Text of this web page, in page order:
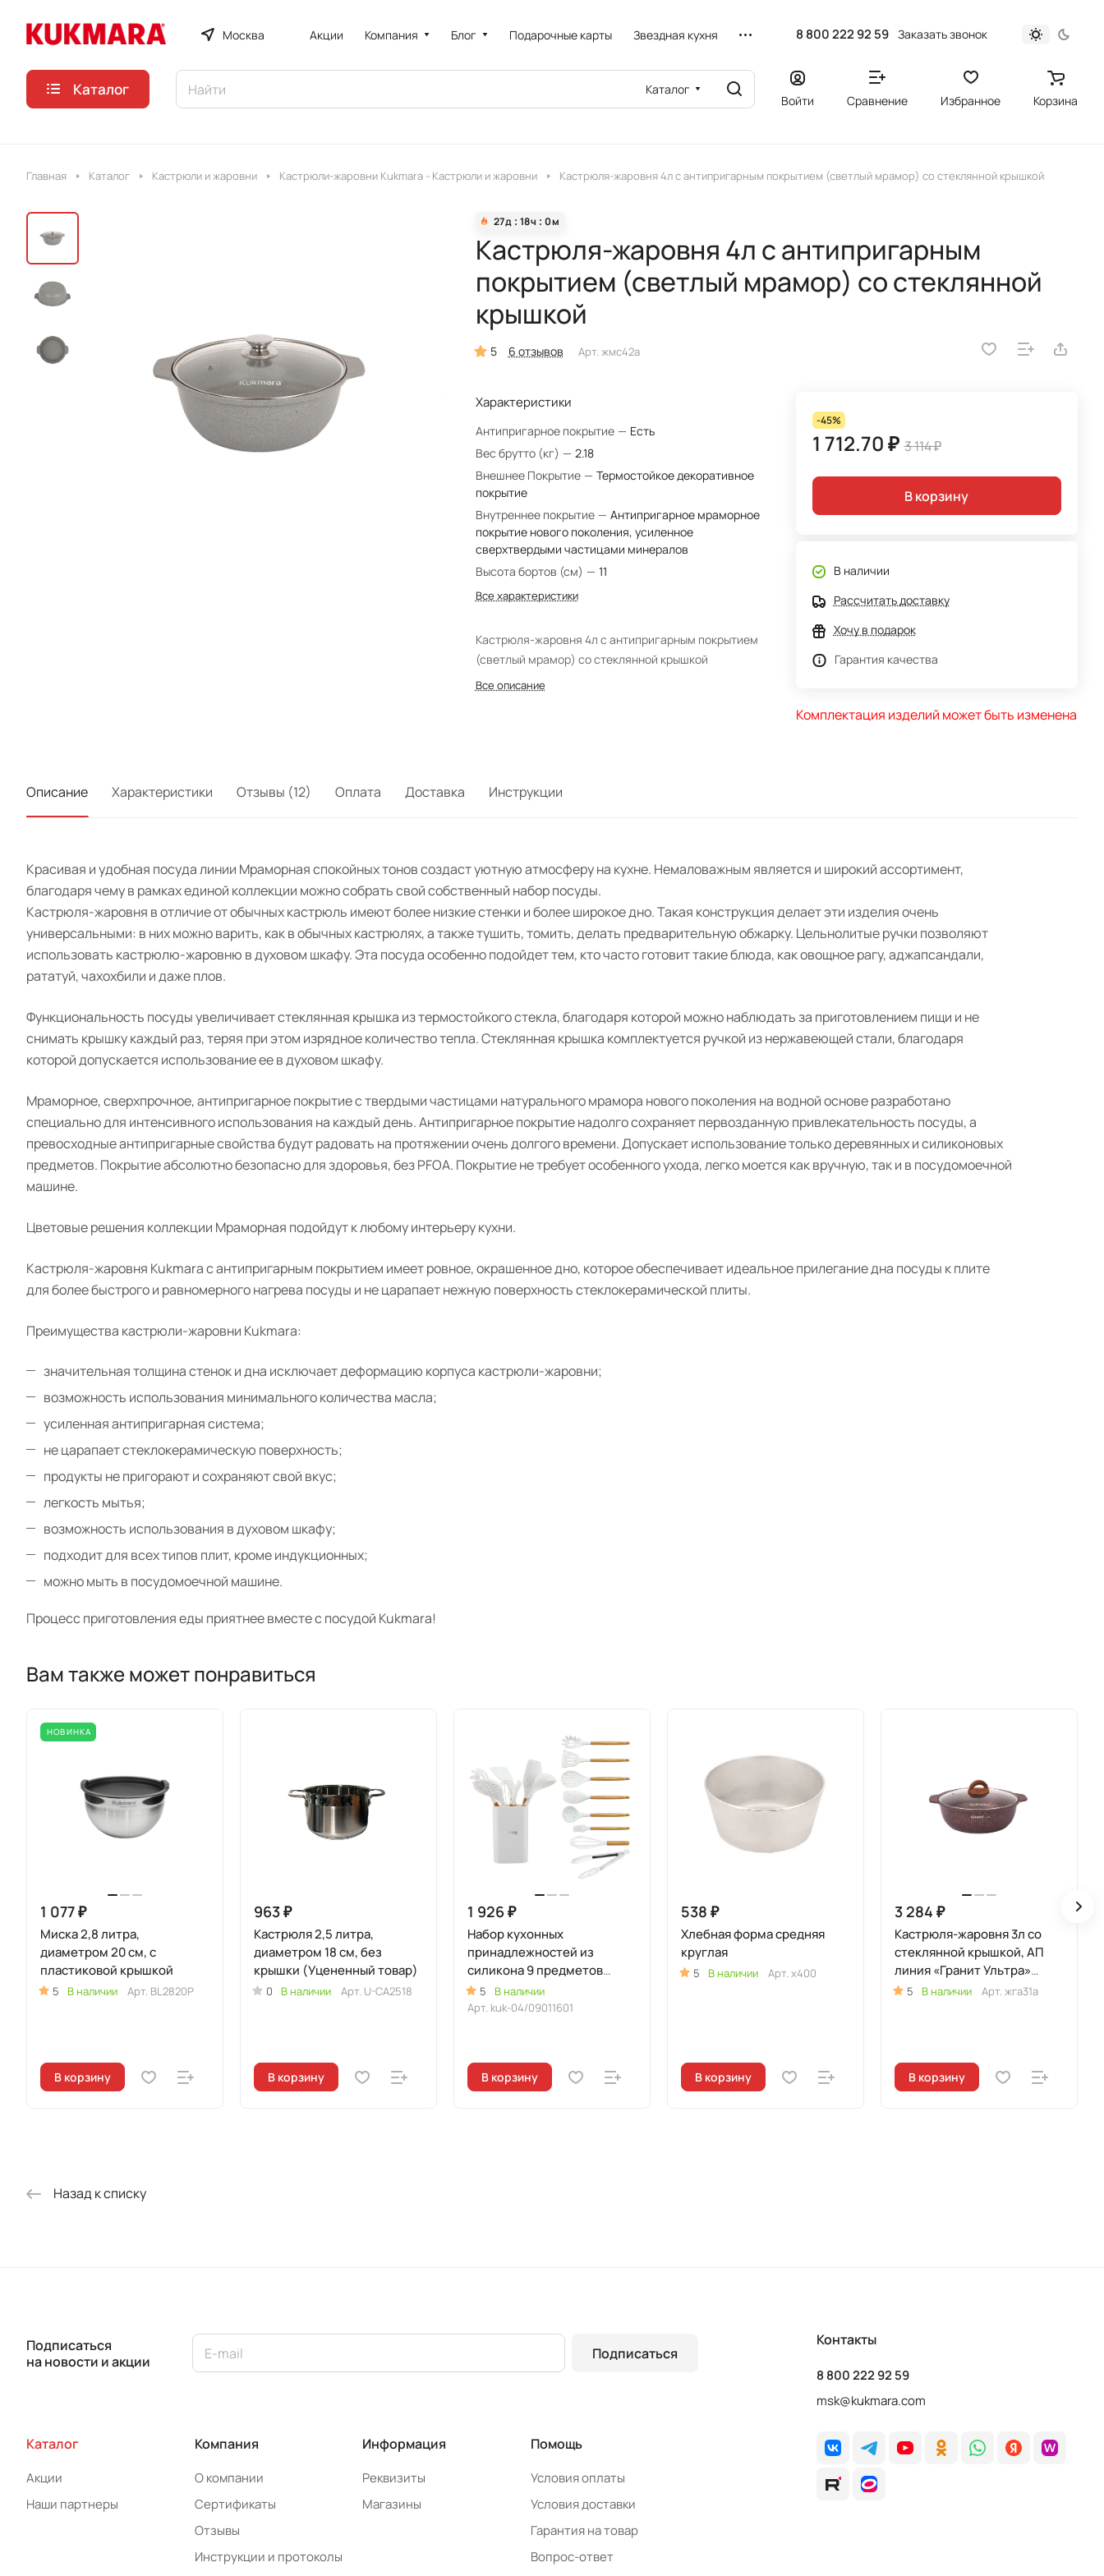
Москва Акции Компания Блог Подарочные карты Звездная кухня 8 800 222 92 59 Заказать звонок
Каталог Каталог
Войти Сравнение Избранное Корзина
Главная Каталог Кастрюли и жаровни Кастрюли-жаровни Kukmara - Кастрюли и жаровни Кастрюля-жаровня 4л с антипригарным покрытием (светлый мрамор) со стеклянной крышкой
27д 18ч 0м
Кастрюля-жаровня 4л с антипригарным
покрытием (светлый мрамор) со стеклянной
крышкой
5 6 отзывов Арт. жмс42а
Характеристики
Антипригарное покрытие — Есть
Вес брутто (кг) — 2.18
Внешнее Покрытие — Термостойкое декоративное
покрытие
Внутреннее покрытие — Антипригарное мраморное
покрытие нового поколения, усиленное
сверхтвердыми частицами минералов
Высота бортов (см) — 11
Все характеристики
Кастрюля-жаровня 4л с антипригарным покрытием
(светлый мрамор) со стеклянной крышкой
Все описание
-45%
1 712.70 ₽ 3 114 ₽
В корзину
В наличии
Рассчитать доставку
Хочу в подарок
Гарантия качества
Комплектация изделий может быть изменена
Описание Характеристики Отзывы (12) Оплата Доставка Инструкции
Красивая и удобная посуда линии Мраморная спокойных тонов создаст уютную атмосферу на кухне. Немаловажным является и широкий ассортимент,
благодаря чему в рамках единой коллекции можно собрать свой собственный набор посуды.
Кастрюля-жаровня в отличие от обычных кастрюль имеют более низкие стенки и более широкое дно. Такая конструкция делает эти изделия очень
универсальными: в них можно варить, как в обычных кастрюлях, а также тушить, томить, делать предварительную обжарку. Цельнолитые ручки позволяют
использовать кастрюлю-жаровню в духовом шкафу. Эта посуда особенно подойдет тем, кто часто готовит такие блюда, как овощное рагу, аджапсандали,
рататуй, чахохбили и даже плов.
Функциональность посуды увеличивает стеклянная крышка из термостойкого стекла, благодаря которой можно наблюдать за приготовлением пищи и не
снимать крышку каждый раз, теряя при этом изрядное количество тепла. Стеклянная крышка комплектуется ручкой из нержавеющей стали, благодаря
которой допускается использование ее в духовом шкафу.
Мраморное, сверхпрочное, антипригарное покрытие с твердыми частицами натурального мрамора нового поколения на водной основе разработано
специально для интенсивного использования на каждый день. Антипригарное покрытие надолго сохраняет первозданную привлекательность посуды, а
превосходные антипригарные свойства будут радовать на протяжении очень долгого времени. Допускает использование только деревянных и силиконовых
предметов. Покрытие абсолютно безопасно для здоровья, без PFOA. Покрытие не требует особенного ухода, легко моется как вручную, так и в посудомоечной
машине.
Цветовые решения коллекции Мраморная подойдут к любому интерьеру кухни.
Кастрюля-жаровня Kukmara с антипригарным покрытием имеет ровное, окрашенное дно, которое обеспечивает идеальное прилегание дна посуды к плите
для более быстрого и равномерного нагрева посуды и не царапает нежную поверхность стеклокерамической плиты.
Преимущества кастрюли-жаровни Kukmara:
значительная толщина стенок и дна исключает деформацию корпуса кастрюли-жаровни;
возможность использования минимального количества масла;
усиленная антипригарная система;
не царапает стеклокерамическую поверхность;
продукты не пригорают и сохраняют свой вкус;
легкость мытья;
возможность использования в духовом шкафу;
подходит для всех типов плит, кроме индукционных;
можно мыть в посудомоечной машине.
Процесс приготовления еды приятнее вместе с посудой Kukmara!
Вам также может понравиться
НОВИНКА
1 077 ₽
Миска 2,8 литра,
диаметром 20 см, с
пластиковой крышкой
5 В наличии Арт. BL2820P
В корзину
963 ₽
Кастрюля 2,5 литра,
диаметром 18 см, без
крышки (Уцененный товар)
0 В наличии Арт. U-CA2518
В корзину
1 926 ₽
Набор кухонных
принадлежностей из
силикона 9 предметов
"Белый"
5
В наличии
Арт. kuk-04/09011601
В корзину
538 ₽
Хлебная форма средняя
круглая
5 В наличии Арт. х400
В корзину
3 284 ₽
Кастрюля-жаровня 3л со
стеклянной крышкой, АП
линия «Гранит Ультра»
(Красный)
5 В наличии Арт. жга31а
В корзину
Назад к списку
Подписаться
на новости и акции
Подписаться
Каталог
Акции
Наши партнеры
Компания
О компании
Сертификаты
Отзывы
Инструкции и протоколы
Информация
Реквизиты
Магазины
Помощь
Условия оплаты
Условия доставки
Гарантия на товар
Вопрос-ответ
Контакты
8 800 222 92 59
msk@kukmara.com